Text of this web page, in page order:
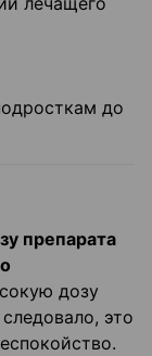
до
препарата
дозу
это